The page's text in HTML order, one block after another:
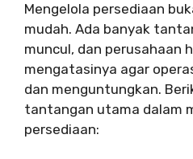
Mengelola persediaan
mudah. Ada banyak
muncul, dan perusahaan
mengatasinya agar
dan menguntungkan.
tantangan utama dalam
persediaan: